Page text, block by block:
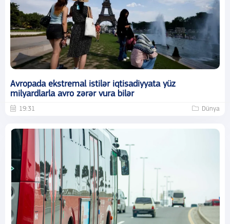
Avropada ekstremal istilər iqtisadiyyata yüz
milyardlarla avro zərər vura bilər
19:31 Dünya